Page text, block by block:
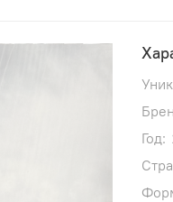
Год: